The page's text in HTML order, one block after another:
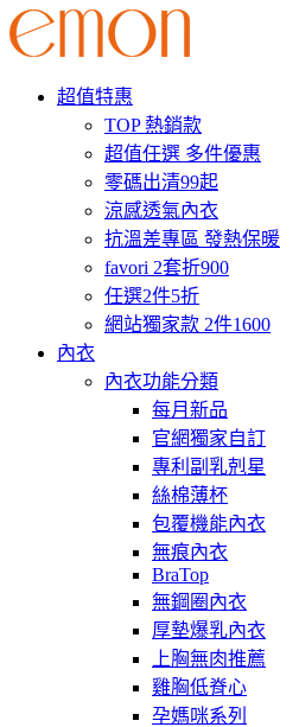
超值特惠
TOP 熱銷款
超值任選 多件優惠
零碼出清99起
涼感透氣內衣
抗溫差專區 發熱保暖
favori 2套折900
任選2件5折
網站獨家款 2件1600
內衣
內衣功能分類
每月新品
官網獨家自訂
專利副乳剋星
絲棉薄杯
包覆機能內衣
無痕內衣
BraTop
無鋼圈內衣
厚墊爆乳內衣
上胸無肉推薦
雞胸低脊心
孕媽咪系列